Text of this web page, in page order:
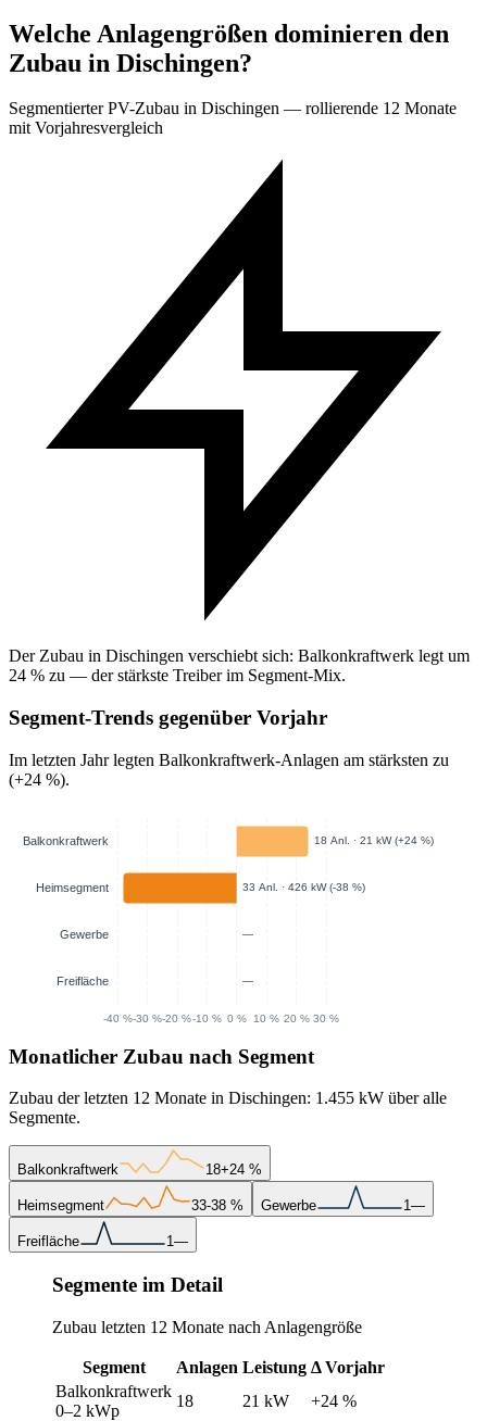
Welche Anlagengrößen dominieren den
Zubau in Dischingen?
Segmentierter PV-Zubau in Dischingen — rollierende 12 Monate
mit Vorjahresvergleich
Der Zubau in Dischingen verschiebt sich: Balkonkraftwerk legt um
24 % zu — der stärkste Treiber im Segment-Mix.
Segment-Trends gegenüber Vorjahr
Im letzten Jahr legten Balkonkraftwerk-Anlagen am stärksten zu
(+24 %).
Monatlicher Zubau nach Segment
Zubau der letzten 12 Monate in Dischingen: 1.455 kW über alle
Segmente.
Balkonkraftwerk 18+24 %
Heimsegment 33-38 % Gewerbe 1—
Freifläche 1—
Segmente im Detail
Zubau letzten 12 Monate nach Anlagengröße
Segment Anlagen Leistung Δ Vorjahr
Balkonkraftwerk
0–2 kWp
18 21 kW
+24 %